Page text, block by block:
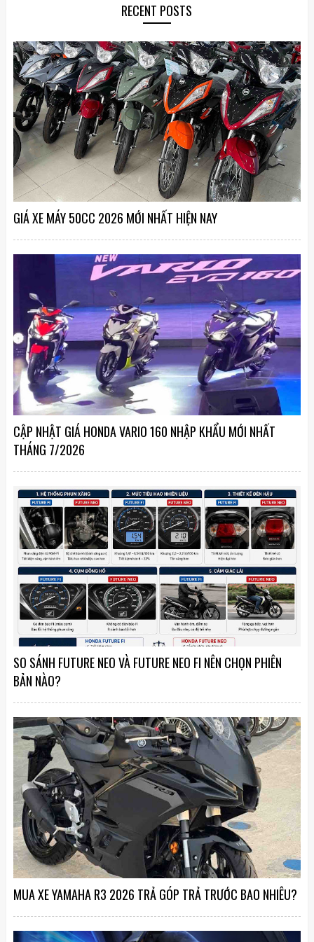
RECENT POSTS
GIÁ XE MÁY 50CC 2026 MỚI NHẤT HIỆN NAY
CẬP NHẬT GIÁ HONDA VARIO 160 NHẬP KHẨU MỚI NHẤT
THÁNG 7/2026
SO SÁNH FUTURE NEO VÀ FUTURE NEO FI NÊN CHỌN PHIÊN
BẢN NÀO?
MUA XE YAMAHA R3 2026 TRẢ GÓP TRẢ TRƯỚC BAO NHIÊU?